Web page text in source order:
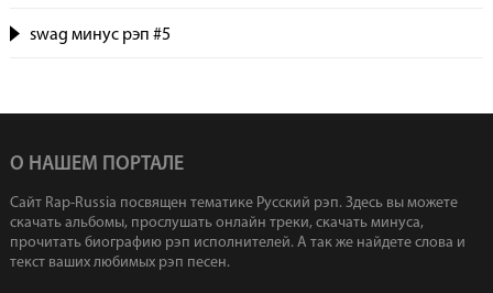
swag минус рэп #5
О НАШЕМ ПОРТАЛЕ
Сайт Rap-Russia посвящен тематике Русский рэп. Здесь вы можете
скачать альбомы, прослушать онлайн треки, скачать минуса,
прочитать биографию рэп исполнителей. А так же найдете слова и
текст ваших любимых рэп песен.